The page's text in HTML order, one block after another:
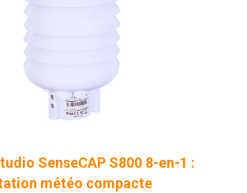
SenseCAP S800 8-en-1 :
météo compacte